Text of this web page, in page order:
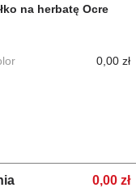
na herbatę Ocre
0,00 zł
0,00 zł